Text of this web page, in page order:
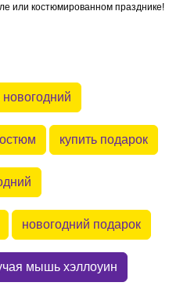
или костюмированном празднике!
новогодний
купить подарок
новогодний подарок
мышь хэллоуин